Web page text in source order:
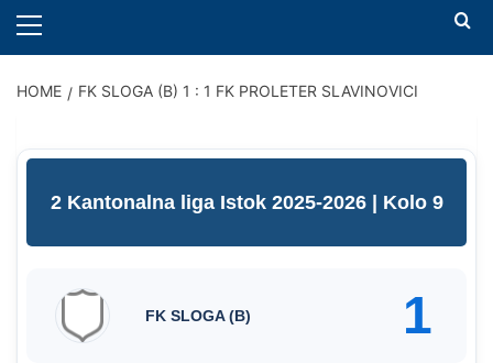
MENU
HOME FK SLOGA (B) 1 : 1 FK PROLETER SLAVINOVICI
2 Kantonalna liga Istok 2025-2026 | Kolo 9
FK SLOGA (B) 1